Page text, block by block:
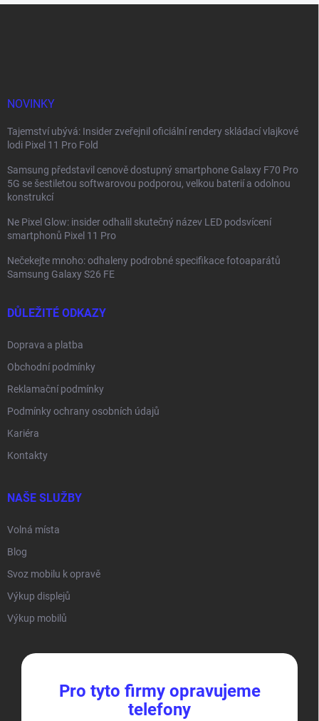
NOVINKY
Tajemství ubývá: Insider zveřejnil oficiální rendery skládací vlajkové
lodi Pixel 11 Pro Fold
Samsung představil cenově dostupný smartphone Galaxy F70 Pro
5G se šestiletou softwarovou podporou, velkou baterií a odolnou
konstrukcí
Ne Pixel Glow: insider odhalil skutečný název LED podsvícení
smartphonů Pixel 11 Pro
Nečekejte mnoho: odhaleny podrobné specifikace fotoaparátů
Samsung Galaxy S26 FE
DŮLEŽITÉ ODKAZY
Doprava a platba
Obchodní podmínky
Reklamační podmínky
Podmínky ochrany osobních údajů
Kariéra
Kontakty
NAŠE SLUŽBY
Volná místa
Blog
Svoz mobilu k opravě
Výkup displejů
Výkup mobilů
Pro tyto firmy opravujeme
telefony